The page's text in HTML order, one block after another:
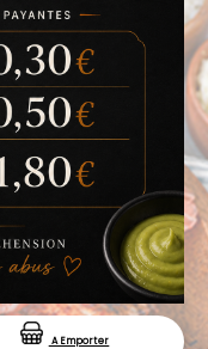
A Emporter